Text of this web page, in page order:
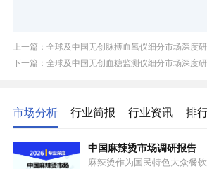
上一篇：全球及中国无创脉搏血氧仪细分市场深度
下一篇：全球及中国无创血糖监测仪细分市场深度
市场分析 行业简报 行业资讯 排
中国麻辣烫市场调研报告
麻辣烫作为国民特色大众餐